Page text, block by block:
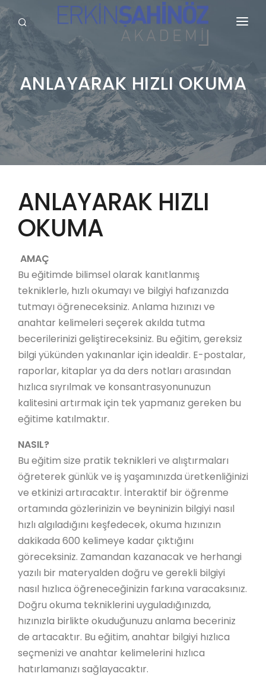
HİZMETLERİMİZ
BLOG
SÖZLÜK
REFERANSLARIMIZ
GALERİ
İLETİŞİM
ANLAYARAK HIZLI OKUMA
ANLAYARAK HIZLI
OKUMA
AMAÇ
Bu eğitimde bilimsel olarak kanıtlanmış
tekniklerle, hızlı okumayı ve bilgiyi hafızanızda
tutmayı öğreneceksiniz. Anlama hızınızı ve
anahtar kelimeleri seçerek akılda tutma
becerilerinizi geliştireceksiniz. Bu eğitim, gereksiz
bilgi yükünden yakınanlar için idealdir. E-postalar,
raporlar, kitaplar ya da ders notları arasından
hızlıca sıyrılmak ve konsantrasyonunuzun
kalitesini artırmak için tek yapmanız gereken bu
eğitime katılmaktır.
NASIL?
Bu eğitim size pratik teknikleri ve alıştırmaları
öğreterek günlük ve iş yaşamınızda üretkenliğinizi
ve etkinizi artıracaktır. İnteraktif bir öğrenme
ortamında gözlerinizin ve beyninizin bilgiyi nasıl
hızlı algıladığını keşfedecek, okuma hızınızın
dakikada 600 kelimeye kadar çıktığını
göreceksiniz. Zamandan kazanacak ve herhangi
yazılı bir materyalden doğru ve gerekli bilgiyi
nasıl hızlıca öğreneceğinizin farkına varacaksınız.
Doğru okuma tekniklerini uyguladığınızda,
hızınızla birlikte okuduğunuzu anlama beceriniz
de artacaktır. Bu eğitim, anahtar bilgiyi hızlıca
seçmenizi ve anahtar kelimelerini hızlıca
hatırlamanızı sağlayacaktır.